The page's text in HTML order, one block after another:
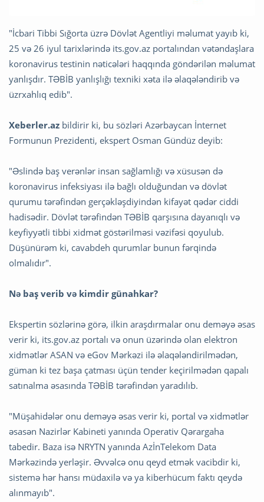
"İcbari Tibbi Sığorta üzrə Dövlət Agentliyi məlumat yayıb ki,
25 və 26 iyul tarixlərində its.gov.az portalından vətəndaşlara
koronavirus testinin nəticələri haqqında göndərilən məlumat
yanlışdır. TƏBİB yanlışlığı texniki xəta ilə əlaqələndirib və
üzrxahlıq edib".
Xeberler.az bildirir ki, bu sözləri Azərbaycan İnternet
Formunun Prezidenti, ekspert Osman Gündüz deyib:
"Əslində baş verənlər insan sağlamlığı və xüsusən də
koronavirus infeksiyası ilə bağlı olduğundan və dövlət
qurumu tərəfindən gerçəkləşdiyindən kifayət qədər ciddi
hadisədir. Dövlət tərəfindən TƏBİB qarşısına dayanıqlı və
keyfiyyətli tibbi xidmət göstərilməsi vəzifəsi qoyulub.
Düşünürəm ki, cavabdeh qurumlar bunun fərqində
olmalıdır".
Nə baş verib və kimdir günahkar?
Ekspertin sözlərinə görə, ilkin araşdırmalar onu deməyə əsas
verir ki, its.gov.az portalı və onun üzərində olan elektron
xidmətlər ASAN və eGov Mərkəzi ilə əlaqələndirilmədən,
güman ki tez başa çatması üçün tender keçirilmədən qapalı
satınalma əsasında TƏBİB tərəfindən yaradılıb.
"Müşahidələr onu deməyə əsas verir ki, portal və xidmətlər
əsasən Nazirlər Kabineti yanında Operativ Qərargaha
tabedir. Baza isə NRYTN yanında AzİnTelekom Data
Mərkəzində yerləşir. Əvvəlcə onu qeyd etmək vacibdir ki,
sistemə hər hansı müdaxilə və ya kiberhücum faktı qeydə
alınmayıb".